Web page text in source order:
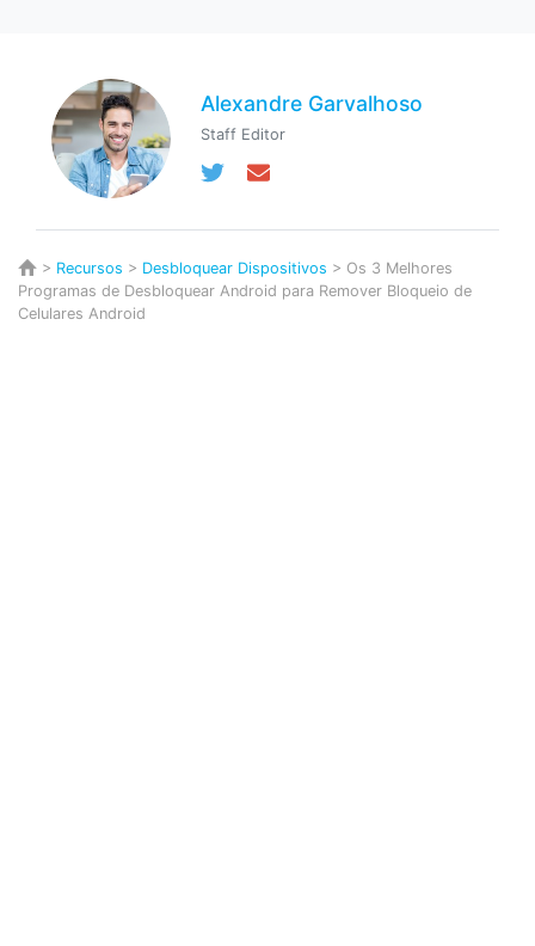
Alexandre Garvalhoso
Staff Editor
> Recursos > Desbloquear Dispositivos > Os 3 Melhores
Programas de Desbloquear Android para Remover Bloqueio de
Celulares Android